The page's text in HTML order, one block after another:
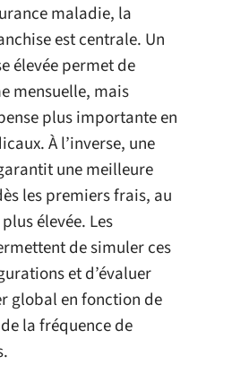
maladie, la
est centrale. Un
élevée permet de
mensuelle, mais
plus importante en
À l’inverse, une
une meilleure
les premiers frais, au
élevée. Les
de simuler ces
et d’évaluer
global en fonction de
la fréquence de